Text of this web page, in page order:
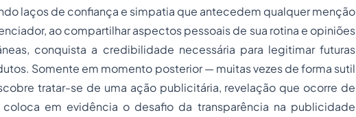
laços de confiança e simpatia que antecedem qualquer menção
ao compartilhar aspectos pessoais de sua rotina e opiniões
conquista a credibilidade necessária para legitimar futuras
Somente em momento posterior — muitas vezes de forma sutil
tratar-se de uma ação publicitária, revelação que ocorre de
em evidência o desafio da transparência na publicidade